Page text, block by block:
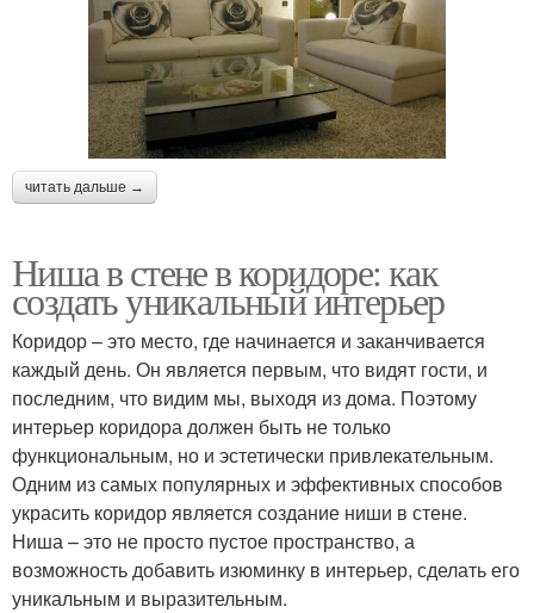
читать дальше →
Ниша в стене в коридоре: как
создать уникальный интерьер
Коридор – это место, где начинается и заканчивается
каждый день. Он является первым, что видят гости, и
последним, что видим мы, выходя из дома. Поэтому
интерьер коридора должен быть не только
функциональным, но и эстетически привлекательным.
Одним из самых популярных и эффективных способов
украсить коридор является создание ниши в стене.
Ниша – это не просто пустое пространство, а
возможность добавить изюминку в интерьер, сделать его
уникальным и выразительным.